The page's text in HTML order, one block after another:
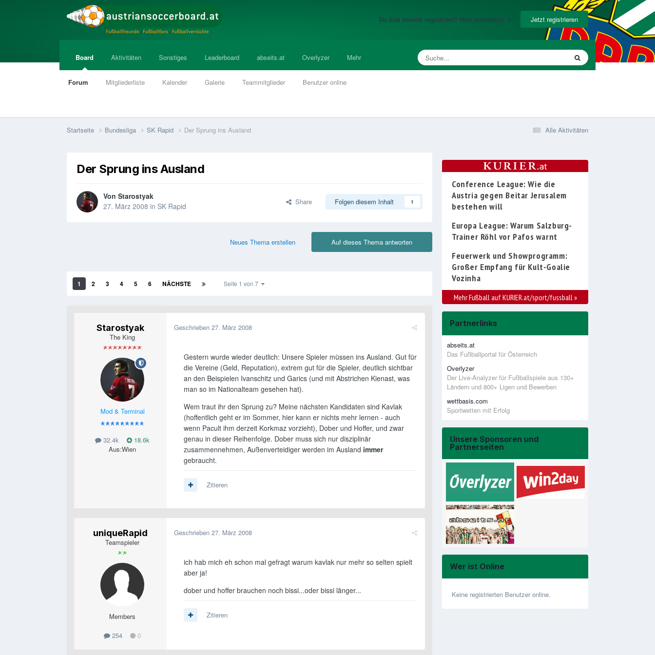
Du bist bereits registriert? Hier anmelden Jetzt registrieren
Board
Forum Mitgliederliste Kalender Galerie Teammitglieder Benutzer online
Aktivitäten Sonstiges Leaderboard abseits.at Overlyzer Mehr
Alle Aktivitäten
Startseite Bundesliga SK Rapid Der Sprung ins Ausland
Der Sprung ins Ausland
Von Starostyak
27. März 2008 in SK Rapid Share Folgen diesem Inhalt 1
Auf dieses Thema antworten
Neues Thema erstellen
1 2 3 4 5 6 NÄCHSTE Seite 1 von 7
Starostyak
The King
Mod & Terminal
32.4k
18.6k
Aus:Wien
Geschrieben 27. März 2008
Gestern wurde wieder deutlich: Unsere Spieler müssen ins Ausland. Gut für
die Vereine (Geld, Reputation), extrem gut für die Spieler, deutlich sichtbar
an den Beispielen Ivanschitz und Garics (und mit Abstrichen Kienast, was
man so im Nationalteam gesehen hat).
Wem traut ihr den Sprung zu? Meine nächsten Kandidaten sind Kavlak
(hoffentlich geht er im Sommer, hier kann er nichts mehr lernen - auch
wenn Pacult ihm derzeit Korkmaz vorzieht), Dober und Hoffer, und zwar
genau in dieser Reihenfolge. Dober muss sich nur disziplinär
zusammennehmen, Außenverteidiger werden im Ausland immer
gebraucht.
Zitieren
uniqueRapid
Teamspieler
Members
254 0
Geschrieben 27. März 2008
ich hab mich eh schon mal gefragt warum kavlak nur mehr so selten spielt
aber ja!
dober und hoffer brauchen noch bissi...oder bissi länger...
Zitieren
Conference League: Wie die
Austria gegen Beitar Jerusalem
bestehen will
Europa League: Warum Salzburg-
Trainer Röhl vor Pafos warnt
Feuerwerk und Showprogramm:
Großer Empfang für Kult-Goalie
Vozinha
Mehr Fußball auf KURIER.at/sport/fussball »
Partnerlinks
abseits.at
Das Fußballportal für Österreich
Overlyzer
Der Live-Analyzer für Fußballspiele aus 130+
Ländern und 800+ Ligen und Bewerben
wettbasis.com
Sportwetten mit Erfolg
Unsere Sponsoren und
Partnerseiten
Wer ist Online
Keine registrierten Benutzer online.